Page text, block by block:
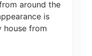
around the
is
house from